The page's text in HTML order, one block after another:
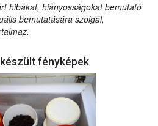
hibákat, hiányosságokat bemutató
bemutatására szolgál,
fényképek